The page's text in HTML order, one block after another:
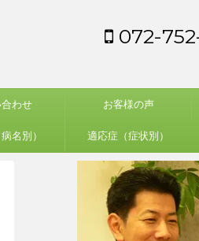
072-
わせ お客様の声
名別） 適応症（症状別）